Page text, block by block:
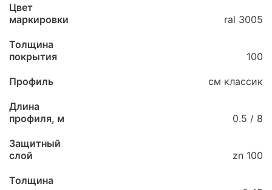
Цвет
маркировки
ral 3005
Толщина
покрытия
100
Профиль см классик
Длина
профиля, м
0.5 / 8
Защитный
слой
zn 100
Толщина